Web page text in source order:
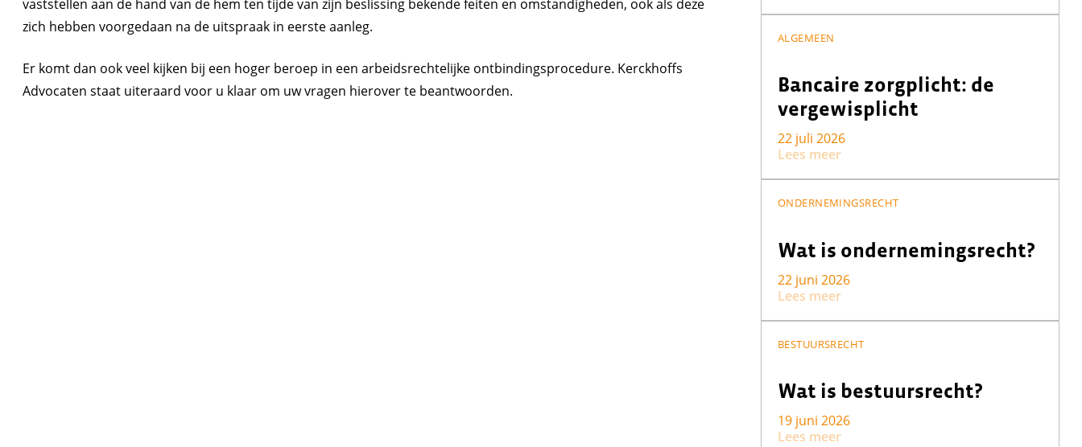
vaststellen aan de hand van de hem ten tijde van zijn beslissing bekende feiten en omstandigheden, ook als deze
zich hebben voorgedaan na de uitspraak in eerste aanleg.
Er komt dan ook veel kijken bij een hoger beroep in een arbeidsrechtelijke ontbindingsprocedure. Kerckhoffs
Advocaten staat uiteraard voor u klaar om uw vragen hierover te beantwoorden.
ALGEMEEN
Bancaire zorgplicht: de
vergewisplicht
22 juli 2026
Lees meer
ONDERNEMINGSRECHT
Wat is ondernemingsrecht?
22 juni 2026
Lees meer
BESTUURSRECHT
Wat is bestuursrecht?
19 juni 2026
Lees meer